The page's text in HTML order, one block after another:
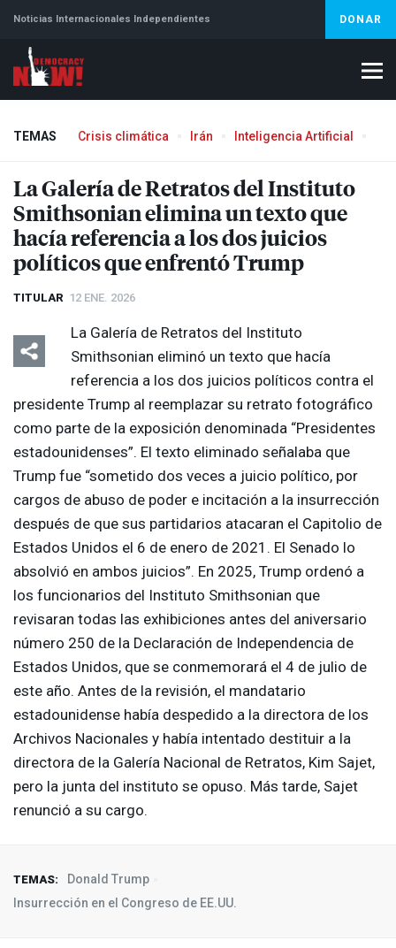
Noticias Internacionales Independientes DONAR
TEMAS Crisis climática Irán Inteligencia Artificial
La Galería de Retratos del Instituto
Smithsonian elimina un texto que
hacía referencia a los dos juicios
políticos que enfrentó Trump
TITULAR 12 ENE. 2026
La Galería de Retratos del Instituto
Smithsonian eliminó un texto que hacía
referencia a los dos juicios políticos contra el
presidente Trump al reemplazar su retrato fotográfico
como parte de la exposición denominada “Presidentes
estadounidenses”. El texto eliminado señalaba que
Trump fue “sometido dos veces a juicio político, por
cargos de abuso de poder e incitación a la insurrección
después de que sus partidarios atacaran el Capitolio de
Estados Unidos el 6 de enero de 2021. El Senado lo
absolvió en ambos juicios”. En 2025, Trump ordenó a
los funcionarios del Instituto Smithsonian que
revisaran todas las exhibiciones antes del aniversario
número 250 de la Declaración de Independencia de
Estados Unidos, que se conmemorará el 4 de julio de
este año. Antes de la revisión, el mandatario
estadounidense había despedido a la directora de los
Archivos Nacionales y había intentado destituir a la
directora de la Galería Nacional de Retratos, Kim Sajet,
pero la junta del instituto se opuso. Más tarde, Sajet
renunció a su cargo.
TEMAS:
Donald Trump
Insurrección en el Congreso de EE.UU.